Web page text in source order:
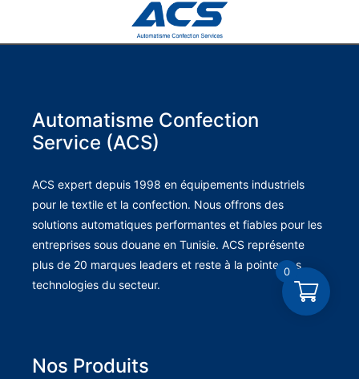
Automatisme Confection
Service (ACS)
ACS expert depuis 1998 en équipements industriels
pour le textile et la confection. Nous offrons des
solutions automatiques performantes et fiables pour les
entreprises sous douane en Tunisie. ACS représente
plus de 20 marques leaders et reste à la pointe des
technologies du secteur.
Nos Produits
0